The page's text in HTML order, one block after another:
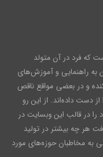
که فرد در آن متولد
راهنمایی و آموزش‌های
و در بعضی مواقع ناقص
دست داده‌اند. از این رو
در قالب این وبسایت در
هر چه بیشتر در تولید
به مخاطبان حوزه‌های مورد